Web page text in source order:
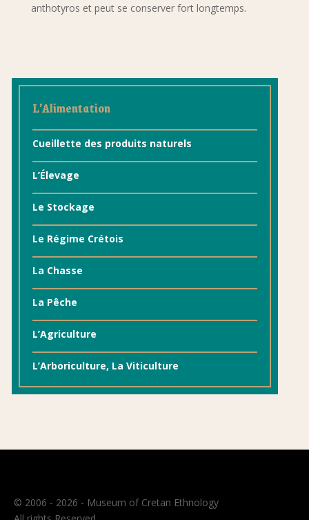
anthotyros et peut se conserver fort longtemps.
L’Alimentation
Cueillette des produits naturels
L’Élevage
Le Stockage
Le Régime Crétois
La Chasse
La Pêche
L’Agriculture
L’Arboriculture, La Viticulture
© 2006 - 2026 - Museum of Cretan Ethnology